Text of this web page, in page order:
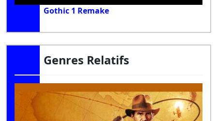
Gothic 1 Remake
Genres Relatifs